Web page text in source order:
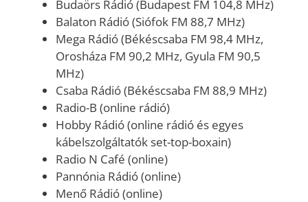
Budaörs Rádió (Budapest FM 104,8 MHz)
Balaton Rádió (Siófok FM 88,7 MHz)
Mega Rádió (Békéscsaba FM 98,4 MHz,
Orosháza FM 90,2 MHz, Gyula FM 90,5
MHz)
Csaba Rádió (Békéscsaba FM 88,9 MHz)
Radio-B (online rádió)
Hobby Rádió (online rádió és egyes
kábelszolgáltatók set-top-boxain)
Radio N Café (online)
Pannónia Rádió (online)
Menő Rádió (online)